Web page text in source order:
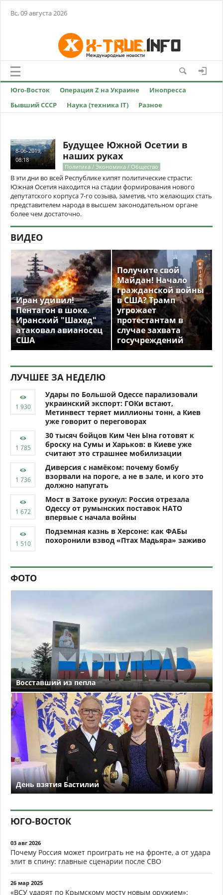
Вс, 09 августа 2026
Юго-Восток Операция Z на Украине
Инопресса
Бывший СССР
Наука (техника IT) Разное
8-06-2019,
08:18
Будущее Южной Осетии в
наших руках
Политика / Экономика / Общество
В эти дни во всей Республике кипят политические страсти:
Южная Осетия находится на стадии формирования нового
депутатского корпуса 7-го созыва, заметив, что желающих стать
представителем народа в высшем законодательном органе
более чем достаточно.
ВИДЕО
Иран удивил!
Пентагон в шоке.
Иранский "Шахед"
атаковал авианосец
США
Получите свой
Майдан! Начало
гражданской войны
в США? Трамп
угрожает
протестантам в
случае захвата
госучреждений
ЛУЧШЕЕ ЗА НЕДЕЛЮ
Удары по Большой Одессе парализовали
украинский экспорт: ГОКи встают,
Метинвест теряет миллионы тонн, а Киев
уже говорит о переговорах
30 тысяч бойцов Ким Чен Ына готовят к
броску на Сумы и Харьков: в Киеве уже
считают это страшнее мобилизации
Диверсия с намёком: почему бомбу
взорвали на пороге, а не в зале, и кого это
должно напугать
Мост в Затоке рухнул: Россия отрезала
Одессу от румынских поставок НАТО
впервые с начала войны
Подземная казнь в Херсоне: как ФАБы
похоронили взвод «Птах Мадьяра» заживо
ФОТО
Восставший из пепла
День взятия Бастилии
ЮГО-ВОСТОК
03 авг 2026
Почему Россия может проиграть не на фронте, а от удара
элит в спину: главные сценарии после СВО
26 мар 2025
«ВСУ ударят по Крымскому мосту новым оружием»: